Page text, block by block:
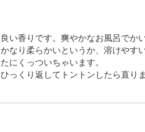
良い香りです。爽やかなお風呂でか
かなり柔らかいというか、溶けやす
たにくっついちゃいます。
ひっくり返してトントンしたら直り